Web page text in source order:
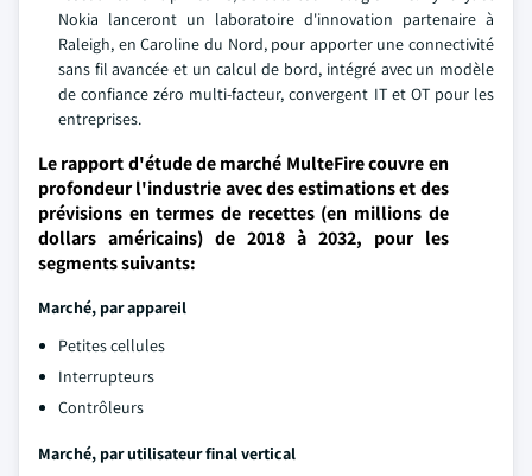
Nokia lanceront un laboratoire d'innovation partenaire à
Raleigh, en Caroline du Nord, pour apporter une connectivité
sans fil avancée et un calcul de bord, intégré avec un modèle
de confiance zéro multi-facteur, convergent IT et OT pour les
entreprises.
Le rapport d'étude de marché MulteFire couvre en
profondeur l'industrie avec des estimations et des
prévisions en termes de recettes (en millions de
dollars américains) de 2018 à 2032, pour les
segments suivants:
Marché, par appareil
Petites cellules
Interrupteurs
Contrôleurs
Marché, par utilisateur final vertical